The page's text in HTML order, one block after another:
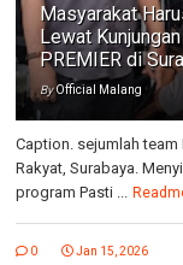
Masyarakat
Lewat
PREMIER di
ByOfficial Malang
Caption. sejumlah
Rakyat, Surabaya.
program Pasti ...
0 Jan 15, 2026